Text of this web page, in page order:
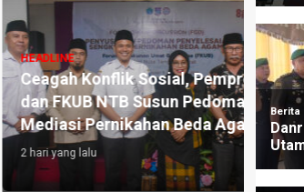
Lebih dari 145 Ribu
ITDC Group dan Polda
Matangkan Persiapan
Grand Prix of
2026
lalu 22